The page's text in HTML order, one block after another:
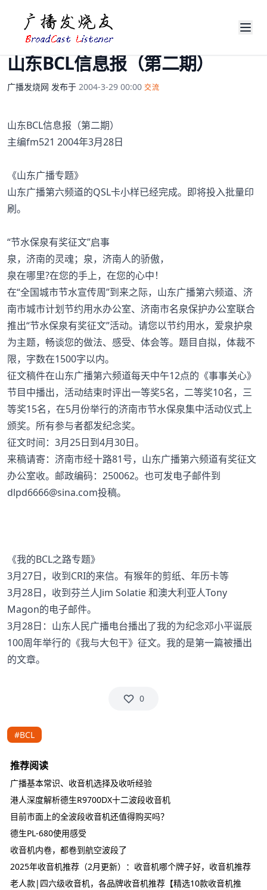
山东BCL信息报（第二期）
广播发烧网 发布于 2004-3-29 00:00 交流
山东BCL信息报（第二期）
主编fm521 2004年3月28日
《山东广播专题》
山东广播第六频道的QSL卡小样已经完成。即将投入批量印
刷。
“节水保泉有奖征文”启事
泉，济南的灵魂；泉，济南人的骄傲，
泉在哪里?在您的手上，在您的心中！
在“全国城市节水宣传周”到来之际，山东广播第六频道、济
南市城市计划节约用水办公室、济南市名泉保护办公室联合
推出“节水保泉有奖征文”活动。请您以节约用水，爱泉护泉
为主题，畅谈您的做法、感受、体会等。题目自拟，体裁不
限，字数在1500字以内。
征文稿件在山东广播第六频道每天中午12点的《事事关心》
节目中播出，活动结束时评出一等奖5名，二等奖10名，三
等奖15名，在5月份举行的济南市节水保泉集中活动仪式上
颁奖。所有参与者都发纪念奖。
征文时间：3月25日到4月30日。
来稿请寄：济南市经十路81号，山东广播第六频道有奖征文
办公室收。邮政编码：250062。也可发电子邮件到
dlpd6666@sina.com投稿。
《我的BCL之路专题》
3月27日，收到CRI的来信。有猴年的剪纸、年历卡等
3月28日，收到芬兰人Jim Solatie 和澳大利亚人Tony
Magon的电子邮件。
3月28日：山东人民广播电台播出了我的为纪念邓小平诞辰
100周年举行的《我与大包干》征文。我的是第一篇被播出
的文章。
0
#BCL
推荐阅读
广播基本常识、收音机选择及收听经验
港人深度解析德生R9700DX十二波段收音机
目前市面上的全波段收音机还值得购买吗？
德生PL-680使用感受
收音机内卷，都卷到航空波段了
2025年收音机推荐（2月更新）：收音机哪个牌子好，收音机推荐
老人款|四六级收音机，各品牌收音机推荐【精选10款收音机推